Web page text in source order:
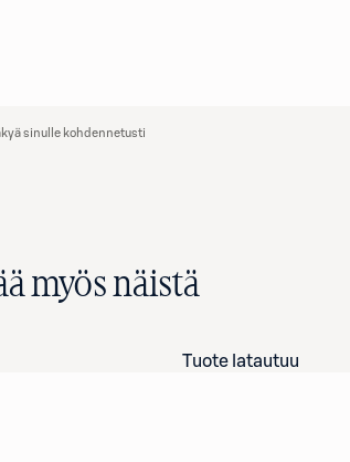
sinulle kohdennetusti
myös näistä
Tuote latautuu